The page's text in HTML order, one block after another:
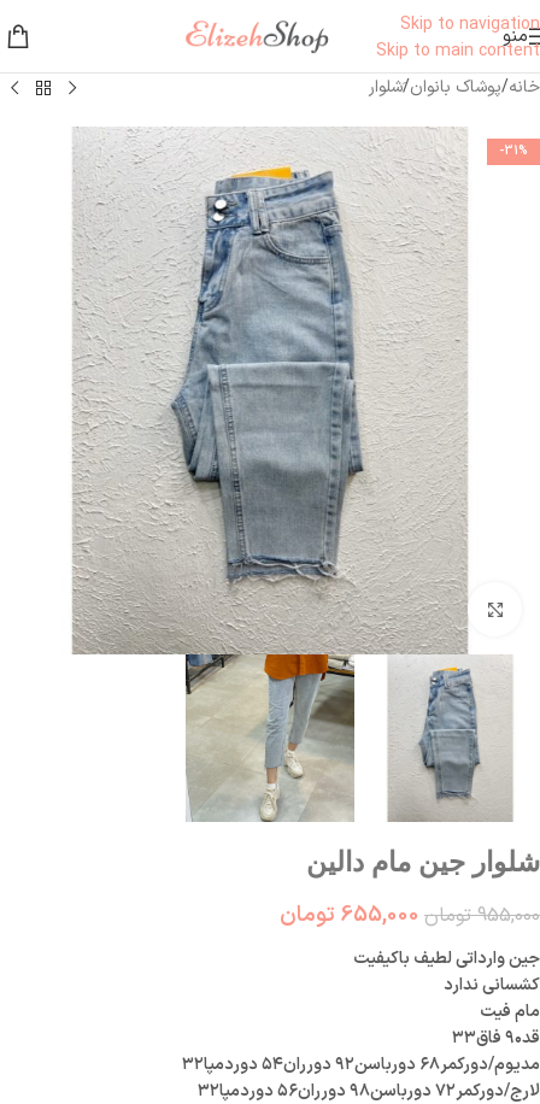
Skip to navigation
Skip to main content
منو
خانه/پوشاک بانوان/َشلوار
-31%
بزرگنمایی تصویر
شلوار جین مام دالین
955,000 تومان 655,000 تومان
جین وارداتی لطیف باکیفیت
کشسانی ندارد
مام فیت
قد۹۰ فاق۳۳
مدیوم/دورکمر۶۸ دورباسن۹۲ دورران۵۴ دوردمپا۳۲
لارج/دورکمر۷۲ دورباسن۹۸ دورران۵۶ دوردمپا۳۲